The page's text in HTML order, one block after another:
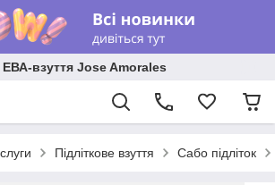
ЕВА-взуття Jose Amorales
Підліткове взуття Сабо підліток